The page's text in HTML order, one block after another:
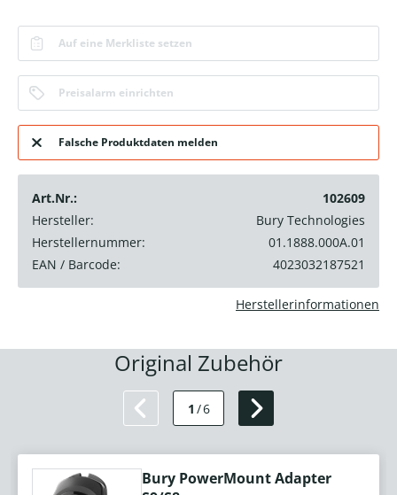
Auf eine Merkliste setzen
Preisalarm einrichten
Falsche Produktdaten melden
Art.Nr.:
102609
Hersteller:
Bury Technologies
Herstellernummer:
01.1888.000A.01
EAN / Barcode:
4023032187521
Herstellerinformationen
Original Zubehör
1 /6
Bury PowerMount Adapter